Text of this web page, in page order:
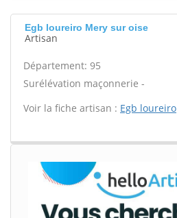
Egb loureiro Mery sur oise
Artisan
Département: 95
Surélévation maçonnerie -
Voir la fiche artisan : Egb loureiro